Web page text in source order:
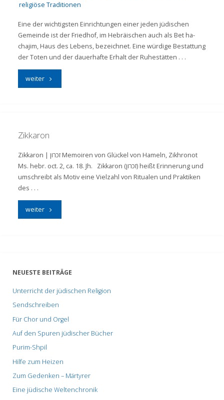
religiöse Traditionen
Eine der wichtigsten Einrichtungen einer jeden jüdischen
Gemeinde ist der Friedhof, im Hebräischen auch als Bet ha-
chajim, Haus des Lebens, bezeichnet. Eine würdige Bestattung
der Toten und der dauerhafte Erhalt der Ruhestätten . . .
weiter"Haus
Zikkaron
Zikkaron | זכרון Memoiren von Glückel von Hameln, Zikhronot
Ms. hebr. oct. 2, ca. 18. Jh. Zikkaron (זכרון) heißt Erinnerung und
umschreibt als Motiv eine Vielzahl von Ritualen und Praktiken
des . . .
weiter"Zikkaron"
NEUESTE BEITRÄGE
Unterricht der jüdischen Religion
Sendschreiben
Für Chor und Orgel
Auf den Spuren jüdischer Bücher
Purim-Shpil
Hilfe zum Heizen
Zum Gedenken – Märtyrer
Eine jüdische Weltenchronik